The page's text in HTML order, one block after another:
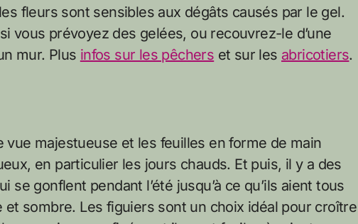
fleurs sont sensibles aux dégâts causés par le gel.
vous prévoyez des gelées, ou recouvrez-le d’une
mur. Plus infos sur les pêchers et sur les abricotiers.
majestueuse et les feuilles en forme de main
en particulier les jours chauds. Et puis, il y a des
gonflent pendant l’été jusqu’à ce qu’ils aient tous
sombre. Les figuiers sont un choix idéal pour croître